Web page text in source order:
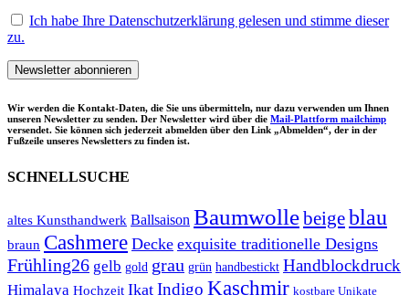
Ich habe Ihre Datenschutzerklärung gelesen und stimme dieser
zu.
Wir werden die Kontakt-Daten, die Sie uns übermitteln, nur dazu verwenden um Ihnen
unseren Newsletter zu senden. Der Newsletter wird über die Mail-Plattform mailchimp
versendet. Sie können sich jederzeit abmelden über den Link „Abmelden“, der in der
Fußzeile unseres Newsletters zu finden ist.
SCHNELLSUCHE
altes Kunsthandwerk Ballsaison Baumwollebeigeblau
braun Cashmere Decke exquisite traditionelle Designs
Frühling26 gelb gold grau grün handbestickt Handblockdruck
Himalaya Hochzeit Ikat Indigo Kaschmir kostbare Unikate